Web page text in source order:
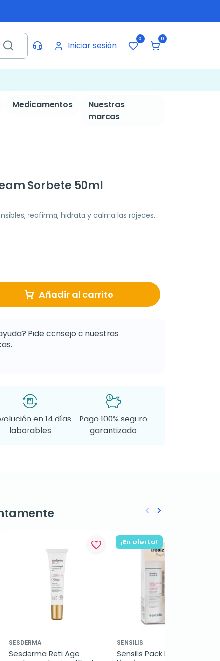
Iniciar sesión
0 0
Medicamentos
Nuestras
marcas
Sorbete 50ml
reafirma, hidrata y calma las rojeces.
Añadir al carrito
Pide consejo a nuestras
en 14 días
laborables
Pago 100% seguro
garantizado
favorite_border
SESDERMA
Sesderma Reti Age
¡En oferta!
SENSILIS
Sensilis Pack Doble
Anterior
keyboard_arrow_left Siguiente
keyboard_arrow_right